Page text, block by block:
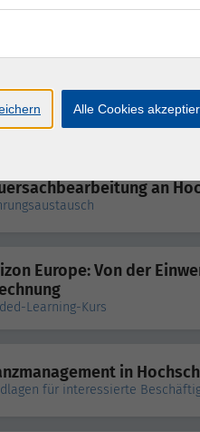
von
Dienstleistungsbereich
an
Europe: Von der
Learning-Kurs
in
für interessierte
Alle Cookies